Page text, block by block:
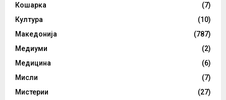
Кошарка
(7)
Култура
(10)
Македонија
(787)
Медиуми
(2)
Медицина
(6)
Мисли
(7)
Мистерии
(27)